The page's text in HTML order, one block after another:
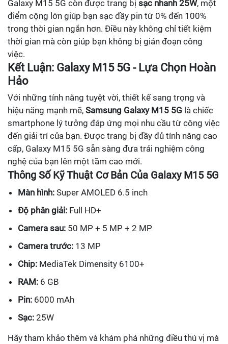
Galaxy M15 5G còn được trang bị sạc nhanh 25W, một
điểm cộng lớn giúp bạn sạc đầy pin từ 0% đến 100%
trong thời gian ngắn hơn. Điều này không chỉ tiết kiệm
thời gian mà còn giúp bạn không bị gián đoạn công
việc.
Kết Luận: Galaxy M15 5G - Lựa Chọn Hoàn
Hảo
Với những tính năng tuyệt vời, thiết kế sang trọng và
hiệu năng mạnh mẽ, Samsung Galaxy M15 5G là chiếc
smartphone lý tưởng đáp ứng mọi nhu cầu từ công việc
đến giải trí của bạn. Được trang bị đầy đủ tính năng cao
cấp, Galaxy M15 5G sẵn sàng đưa trải nghiệm công
nghệ của bạn lên một tầm cao mới.
Thông Số Kỹ Thuật Cơ Bản Của Galaxy M15 5G
Màn hình: Super AMOLED 6.5 inch
Độ phân giải: Full HD+
Camera sau: 50 MP + 5 MP + 2 MP
Camera trước: 13 MP
Chip: MediaTek Dimensity 6100+
RAM: 6 GB
Pin: 6000 mAh
Sạc: 25W
Hãy tham khảo thêm và khám phá những điều thú vị mà